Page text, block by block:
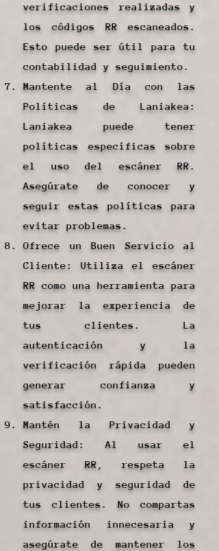
verificaciones realizadas y
los códigos RR escaneados.
Esto puede ser útil para tu
contabilidad y seguimiento.
Mantente al Día con las
Políticas de Laniakea:
Laniakea puede tener
políticas específicas sobre
el uso del escáner RR.
Asegúrate de conocer y
seguir estas políticas para
evitar problemas.
Ofrece un Buen Servicio al
Cliente: Utiliza el escáner
RR como una herramienta para
mejorar la experiencia de
tus clientes. La
autenticación y la
verificación rápida pueden
generar confianza y
satisfacción.
Mantén la Privacidad y
Seguridad: Al usar el
escáner RR, respeta la
privacidad y seguridad de
tus clientes. No compartas
información innecesaria y
asegúrate de mantener los